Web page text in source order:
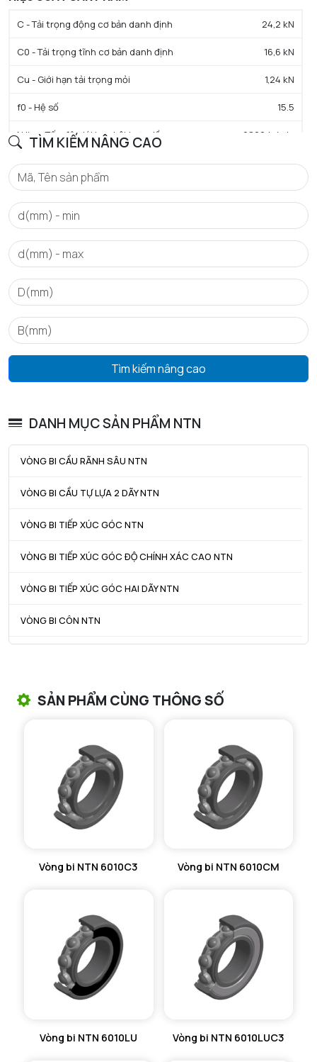
TÌM KIẾM NÂNG CAO
Tìm kiếm nâng cao
DANH MỤC SẢN PHẨM NTN
VÒNG BI CẦU RÃNH SÂU NTN
VÒNG BI CẦU TỰ LỰA 2 DÃY NTN
VÒNG BI TIẾP XÚC GÓC NTN
VÒNG BI TIẾP XÚC GÓC ĐỘ CHÍNH XÁC CAO NTN
VÒNG BI TIẾP XÚC GÓC HAI DÃY NTN
VÒNG BI CÔN NTN
VÒNG BI KIM NTN
VÒNG BI CHẶN TRỤC NTN
VÒNG BI LĂN TRỤ ĐẨY NTN
GỐI ĐỠ 2 NỬA NTN
MÁY GIA NHIỆT NTN
C - Tải trọng động cơ bản danh định 24,2 kN
C0 - Tải trọng tĩnh cơ bản danh định 16,6 kN
Cu - Giới hạn tải trọng mỏi 1,24 kN
f0 - Hệ số 15.5
N lim - Tốc độ giới hạn bôi trơn dầu 9800 tr/min
N lim - Tốc độ giới hạn bôi trơn mỡ 8400 tr/min
Tmin - Nhiệt độ hoạt động tối thiểu -40 °C
Tmax - Nhiệt độ hoạt động tối đa
GIỚI HẠN
da min - Đường kính vai tối thiểu IR 55 mm
Da max - Đường kính vai tối đa OR 75 mm
ra max - Bán kính góc lượn tối đa trục & vỏ
SẢN PHẨM CÙNG THÔNG SỐ
Vòng bi NTN 6010C3 Vòng bi NTN 6010CM
Vòng bi NTN 6010LU Vòng bi NTN 6010LUC3